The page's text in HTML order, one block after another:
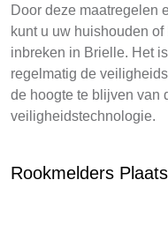
Door deze maatregelen
kunt u uw huishouden
inbreken in Brielle. Het
regelmatig de
de hoogte te blijven van
veiligheidstechnologie.
Rookmelders